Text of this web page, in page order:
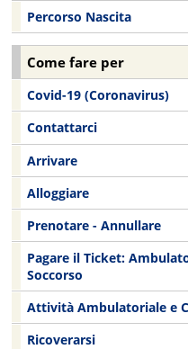
Percorso Nascita
Come fare per
Covid-19 (Coronavirus)
Contattarci
Arrivare
Alloggiare
Prenotare - Annullare
Pagare il Ticket:
Soccorso
Attività Ambulatoriale e
Ricoverarsi